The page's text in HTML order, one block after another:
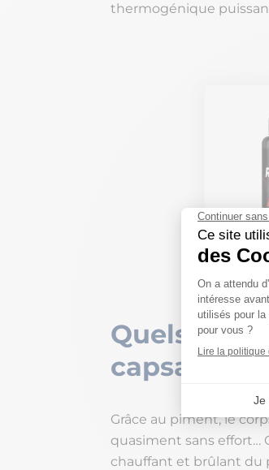
thermogénique
Quels sont
capsaïcine
Grâce au piment, le
quasiment sans effort…
chauffant et brûlant du